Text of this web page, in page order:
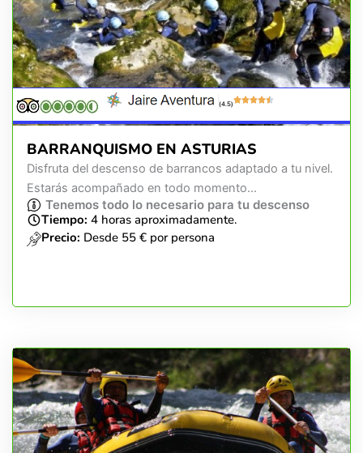
(4.5)
BARRANQUISMO EN ASTURIAS
Disfruta del descenso de barrancos adaptado a tu nivel.
Estarás acompañado en todo momento...
Tenemos todo lo necesario para tu descenso
Tiempo: 4 horas aproximadamente.
Precio: Desde 55 € por persona